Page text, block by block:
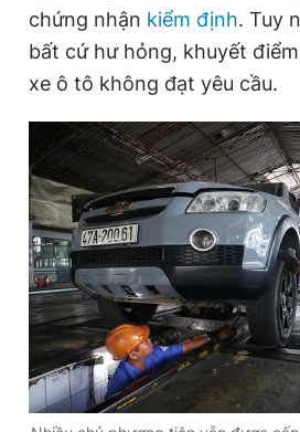
Đọc Thanh Niên trên điện thoại
Theo dõi báo trên
Hotline
0906 645 777
Liên
0908
Đặt báo Quảng cáo
Tổng biên tập: Nguyễn Ngọc Toàn
chứng nhận kiểm định. Tuy
bất cứ hư hỏng, khuyết
xe ô tô không đạt yêu cầu.